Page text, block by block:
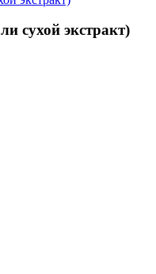
сухой экстракт)